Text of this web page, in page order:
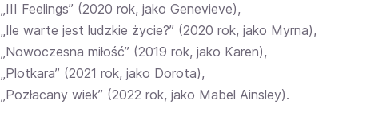
„III Feelings” (2020 rok, jako Genevieve),
„Ile warte jest ludzkie życie?” (2020 rok, jako Myrna),
„Nowoczesna miłość” (2019 rok, jako Karen),
„Plotkara” (2021 rok, jako Dorota),
„Pozłacany wiek” (2022 rok, jako Mabel Ainsley).